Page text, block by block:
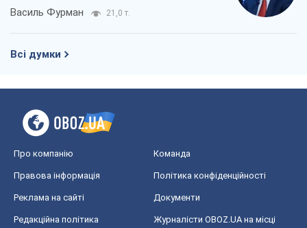
Василь Фурман 21,0 т.
Всі думки
Про компанію Команда
Правова інформація Політика конфіденційності
Реклама на сайті Документи
Редакційна політика
Журналісти OBOZ.UA на місці